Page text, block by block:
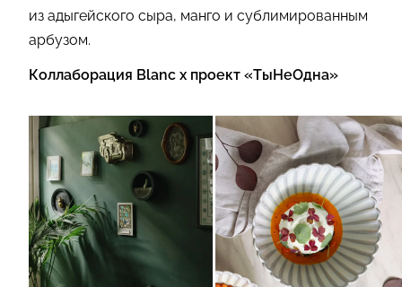
из адыгейского сыра, манго и сублимированным
арбузом.
Коллаборация Blanc x проект «ТыНеОдна»